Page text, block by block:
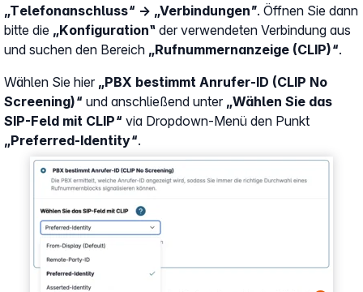
Show larger version
„Telefonanschluss“ → „Verbindungen”. Öffnen Sie dann
bitte die „Konfiguration‟ der verwendeten Verbindung aus
und suchen den Bereich „Rufnummernanzeige (CLIP)“.
Wählen Sie hier „PBX bestimmt Anrufer-ID (CLIP No
Screening)“ und anschließend unter „Wählen Sie das
SIP-Feld mit CLIP“ via Dropdown-Menü den Punkt
„Preferred-Identity“.